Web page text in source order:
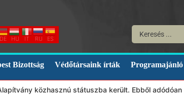
DE HU IT RU ES
Bizottság Védőtársaink írták Programajánló
közhasznú státuszba került. Ebből adódóan